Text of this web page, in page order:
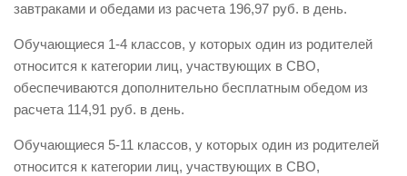
завтраками и обедами из расчета 196,97 руб. в день.
Обучающиеся 1-4 классов, у которых один из родителей
относится к категории лиц, участвующих в СВО,
обеспечиваются дополнительно бесплатным обедом из
расчета 114,91 руб. в день.
Обучающиеся 5-11 классов, у которых один из родителей
относится к категории лиц, участвующих в СВО,